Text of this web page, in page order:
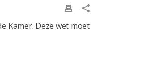
Kamer. Deze wet moet